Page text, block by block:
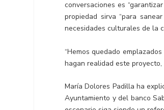
conversaciones es
propiedad sirva “para
necesidades culturales de la
“Hemos quedado
hagan realidad este
María Dolores Padilla ha
Ayuntamiento y del banco